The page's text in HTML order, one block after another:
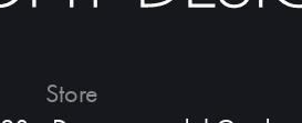
Store